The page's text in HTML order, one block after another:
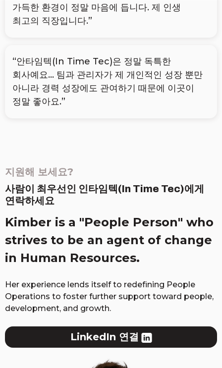
가득한 환경이 정말 마음에 듭니다. 제 인생
최고의 직장입니다.”
“안타임텍(In Time Tec)은 정말 독특한
회사예요... 팀과 관리자가 제 개인적인 성장 뿐만
아니라 경력 성장에도 관여하기 때문에 이곳이
정말 좋아요.”
지원해 보세요?
사람이 최우선인 인타임텍(In Time Tec)에게
연락하세요
Kimber is a "People Person" who
strives to be an agent of change
in Human Resources.
Her experience lends itself to redefining People
Operations to foster further support toward people,
development, and growth.
LinkedIn 연결